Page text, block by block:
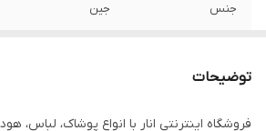
جنس جین
توضیحات
فروشگاه اینترنتی انار با انواع پوشاک، لباس،